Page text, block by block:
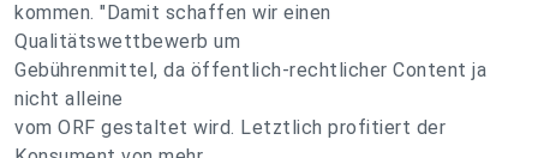
kommen. "Damit schaffen wir einen
Qualitätswettbewerb um
Gebührenmittel, da öffentlich-rechtlicher Content ja
nicht alleine
vom ORF gestaltet wird. Letztlich profitiert der